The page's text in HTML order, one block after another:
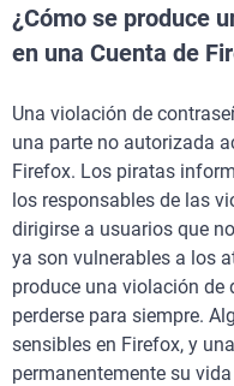
¿Cómo se produce
en una Cuenta de
Una violación de
una parte no autorizada
Firefox. Los piratas
los responsables de las
dirigirse a usuarios que
ya son vulnerables a los
produce una violación de
perderse para siempre.
sensibles en Firefox, y
permanentemente su